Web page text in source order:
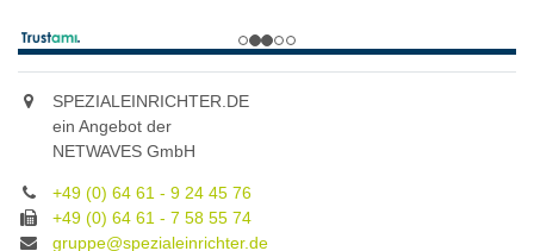
SPEZIALEINRICHTER.DE
ein Angebot der
NETWAVES GmbH
+49 (0) 64 61 - 9 24 45 76
+49 (0) 64 61 - 7 58 55 74
gruppe@spezialeinrichter.de